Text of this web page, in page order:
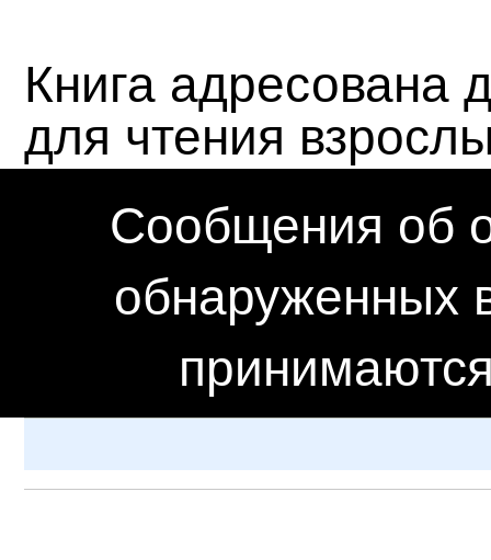
Книга адресована
для чтения
Сообщения об
обнаруженных